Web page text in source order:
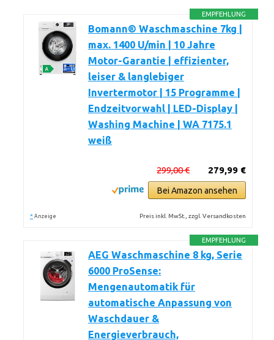
EMPFEHLUNG
Bomann® Waschmaschine 7kg |
max. 1400 U/min | 10 Jahre
Motor-Garantie | effizienter,
leiser & langlebiger
Invertermotor | 15 Programme |
Endzeitvorwahl | LED-Display |
Washing Machine | WA 7175.1
weiß
279,99 €
299,00 €
Bei Amazon ansehen
* Anzeige Preis inkl. MwSt., zzgl. Versandkosten
EMPFEHLUNG
AEG Waschmaschine 8 kg, Serie
6000 ProSense:
Mengenautomatik für
automatische Anpassung von
Waschdauer &
Energieverbrauch,